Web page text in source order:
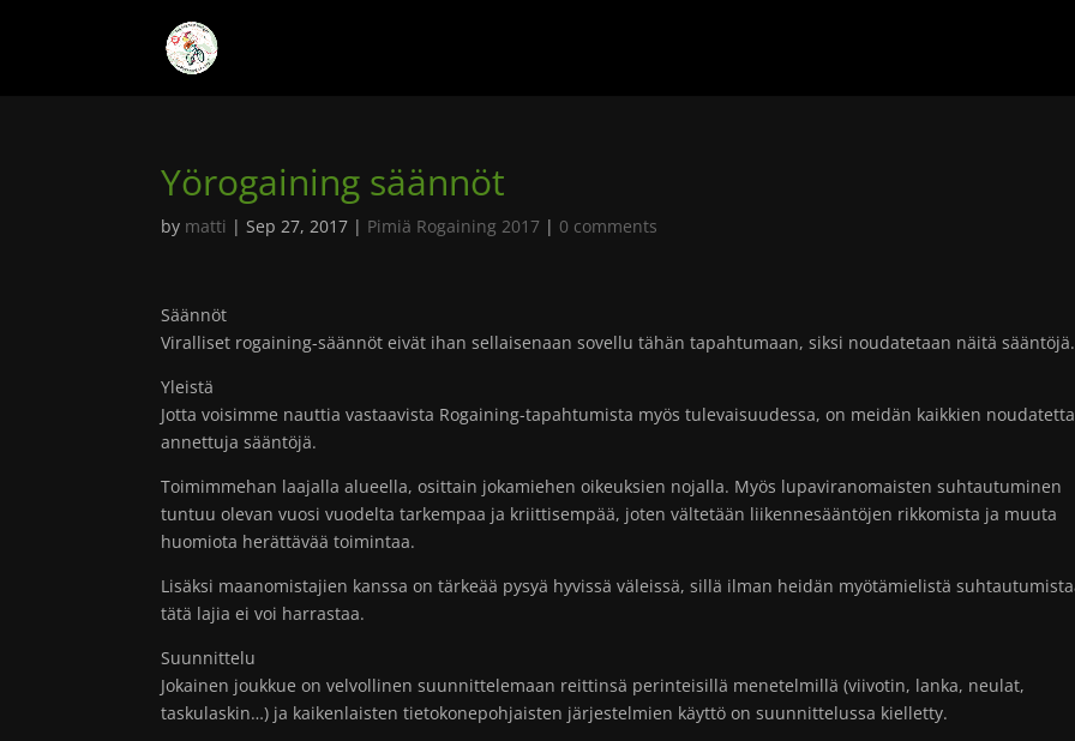
Yörogaining säännöt
by matti |Sep 27, 2017 | Pimiä Rogaining 2017 | 0 comments
Säännöt
Viralliset rogaining-säännöt eivät ihan sellaisenaan sovellu tähän tapahtumaan, siksi noudatetaan näitä sääntöjä.
Yleistä
Jotta voisimme nauttia vastaavista Rogaining-tapahtumista myös tulevaisuudessa, on meidän kaikkien
annettuja sääntöjä.
Toimimmehan laajalla alueella, osittain jokamiehen oikeuksien nojalla. Myös lupaviranomaisten suhtautuminen
tuntuu olevan vuosi vuodelta tarkempaa ja kriittisempää, joten vältetään liikennesääntöjen rikkomista ja muuta
huomiota herättävää toimintaa.
Lisäksi maanomistajien kanssa on tärkeää pysyä hyvissä väleissä, sillä ilman heidän myötämielistä
tätä lajia ei voi harrastaa.
Suunnittelu
Jokainen joukkue on velvollinen suunnittelemaan reittinsä perinteisillä menetelmillä (viivotin, lanka, neulat,
taskulaskin…) ja kaikenlaisten tietokonepohjaisten järjestelmien käyttö on suunnittelussa kielletty.